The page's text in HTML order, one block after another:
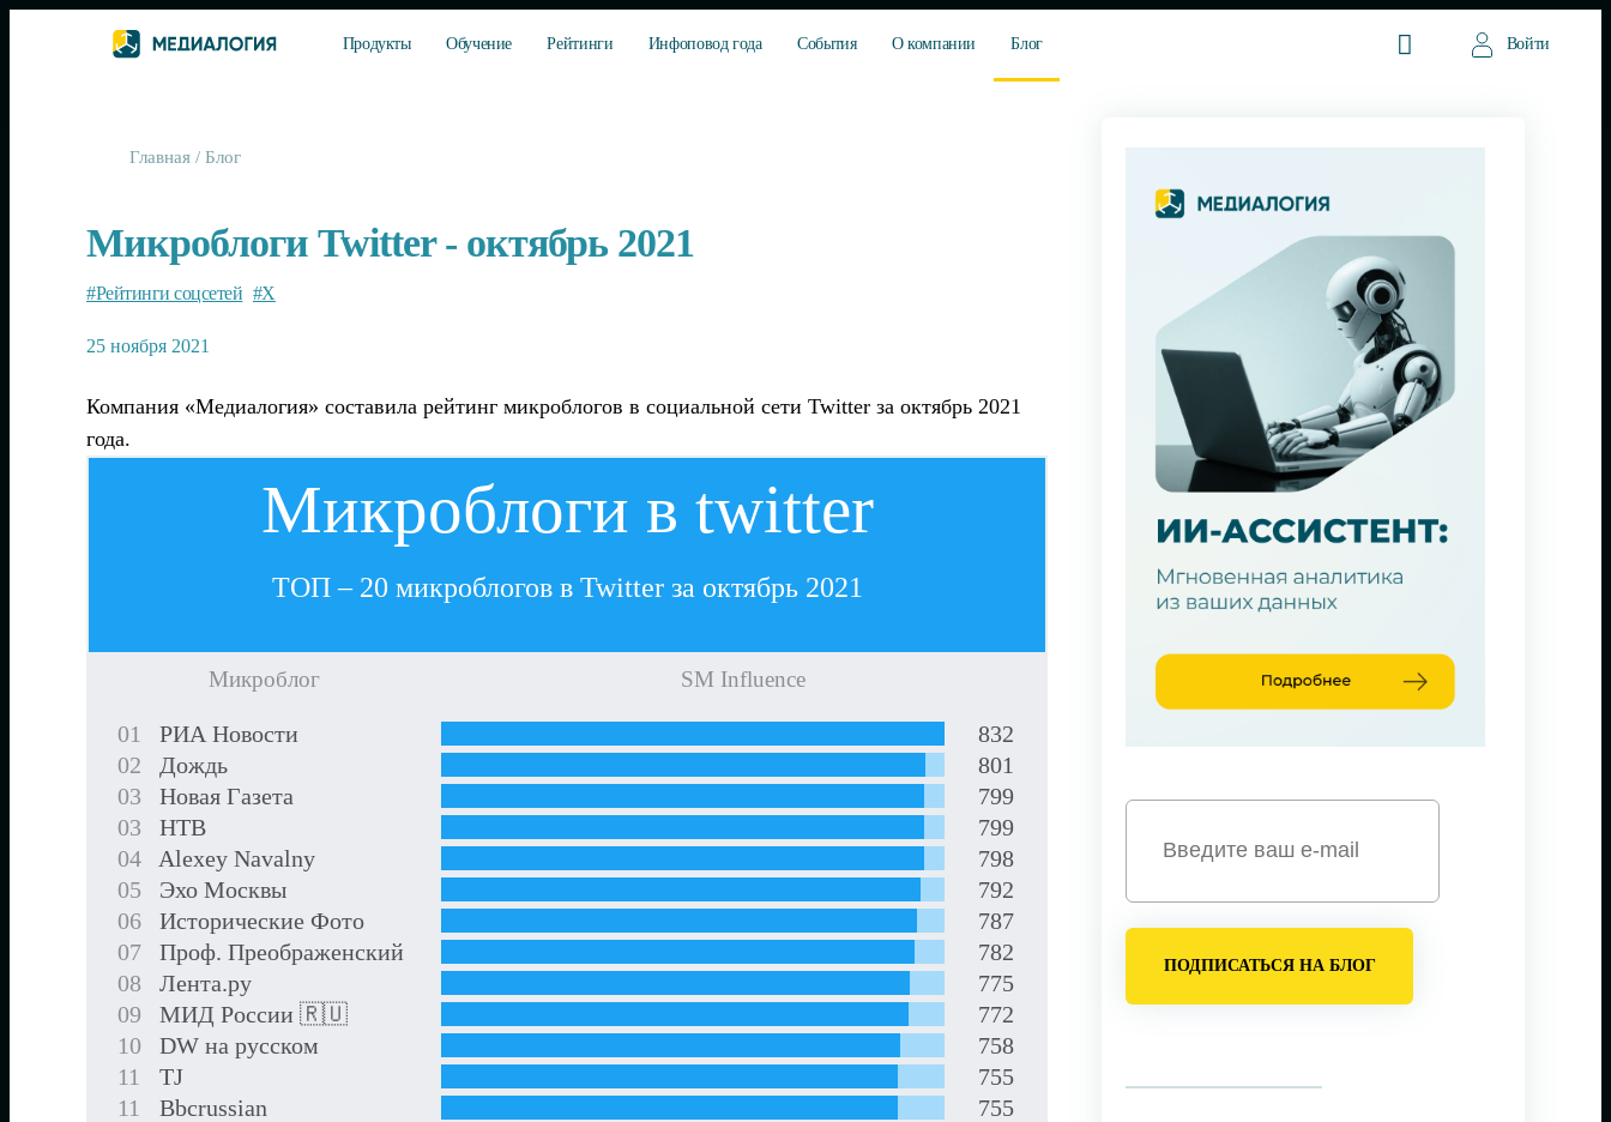
Продукты Обучение Рейтинги Инфоповод года События О компании Блог Войти
Главная / Блог
Микроблоги Twitter - октябрь 2021
#Рейтинги соцсетей #X
25 ноября 2021
Компания «Медиалогия» составила рейтинг микроблогов в социальной сети Twitter за октябрь 2021
года.
Микроблоги в twitter
ТОП – 20 микроблогов в Twitter за октябрь 2021
Микроблог SM Influence
01 РИА Новости
832
02
Дождь
801
03
Новая Газета
799
03
НТВ
799
04
Alexey Navalny
798
05
Эхо Москвы
792
06
Исторические Фото
787
07
Проф. Преображенский
782
08
Лента.ру
775
09
МИД России 🇷🇺
772
10
DW на русском
758
11
TJ
755
11
Bbcrussian
755
ПОДПИСАТЬСЯ НА БЛОГ